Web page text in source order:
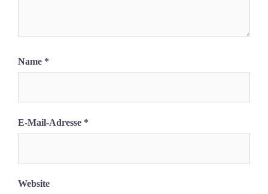
Name *
E-Mail-Adresse *
Website